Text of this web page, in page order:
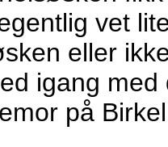
vet
eller
igang
på